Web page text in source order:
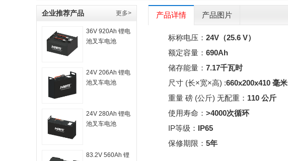
企业推荐产品 更多>
36V 920Ah 锂电
池叉车电池
24V 206Ah 锂电
池叉车电池
24V 280Ah 锂电
池叉车电池
83.2V 560Ah 锂
产品详情 产品图片
标称电压： 24V（25.6 V）
额定容量： 690Ah
储存能量： 7.17千瓦时
尺寸 (长×宽×高) :660x200x410 毫米
重量 磅 (公斤) 无配重： 110 公斤
使用寿命： >4000次循环
IP等级： IP65
保修期限： 5年